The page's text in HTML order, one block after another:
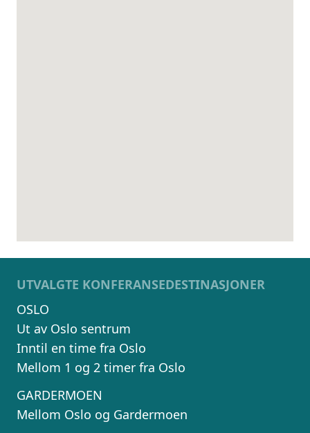
UTVALGTE KONFERANSEDESTINASJONER
OSLO
Ut av Oslo sentrum
Inntil en time fra Oslo
Mellom 1 og 2 timer fra Oslo
GARDERMOEN
Mellom Oslo og Gardermoen